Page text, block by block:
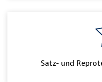
Satz- und